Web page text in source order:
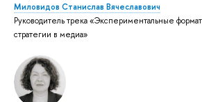
Миловидов Станислав Вячеславович
Руководитель трека «Экспериментальные
стратегии в медиа»